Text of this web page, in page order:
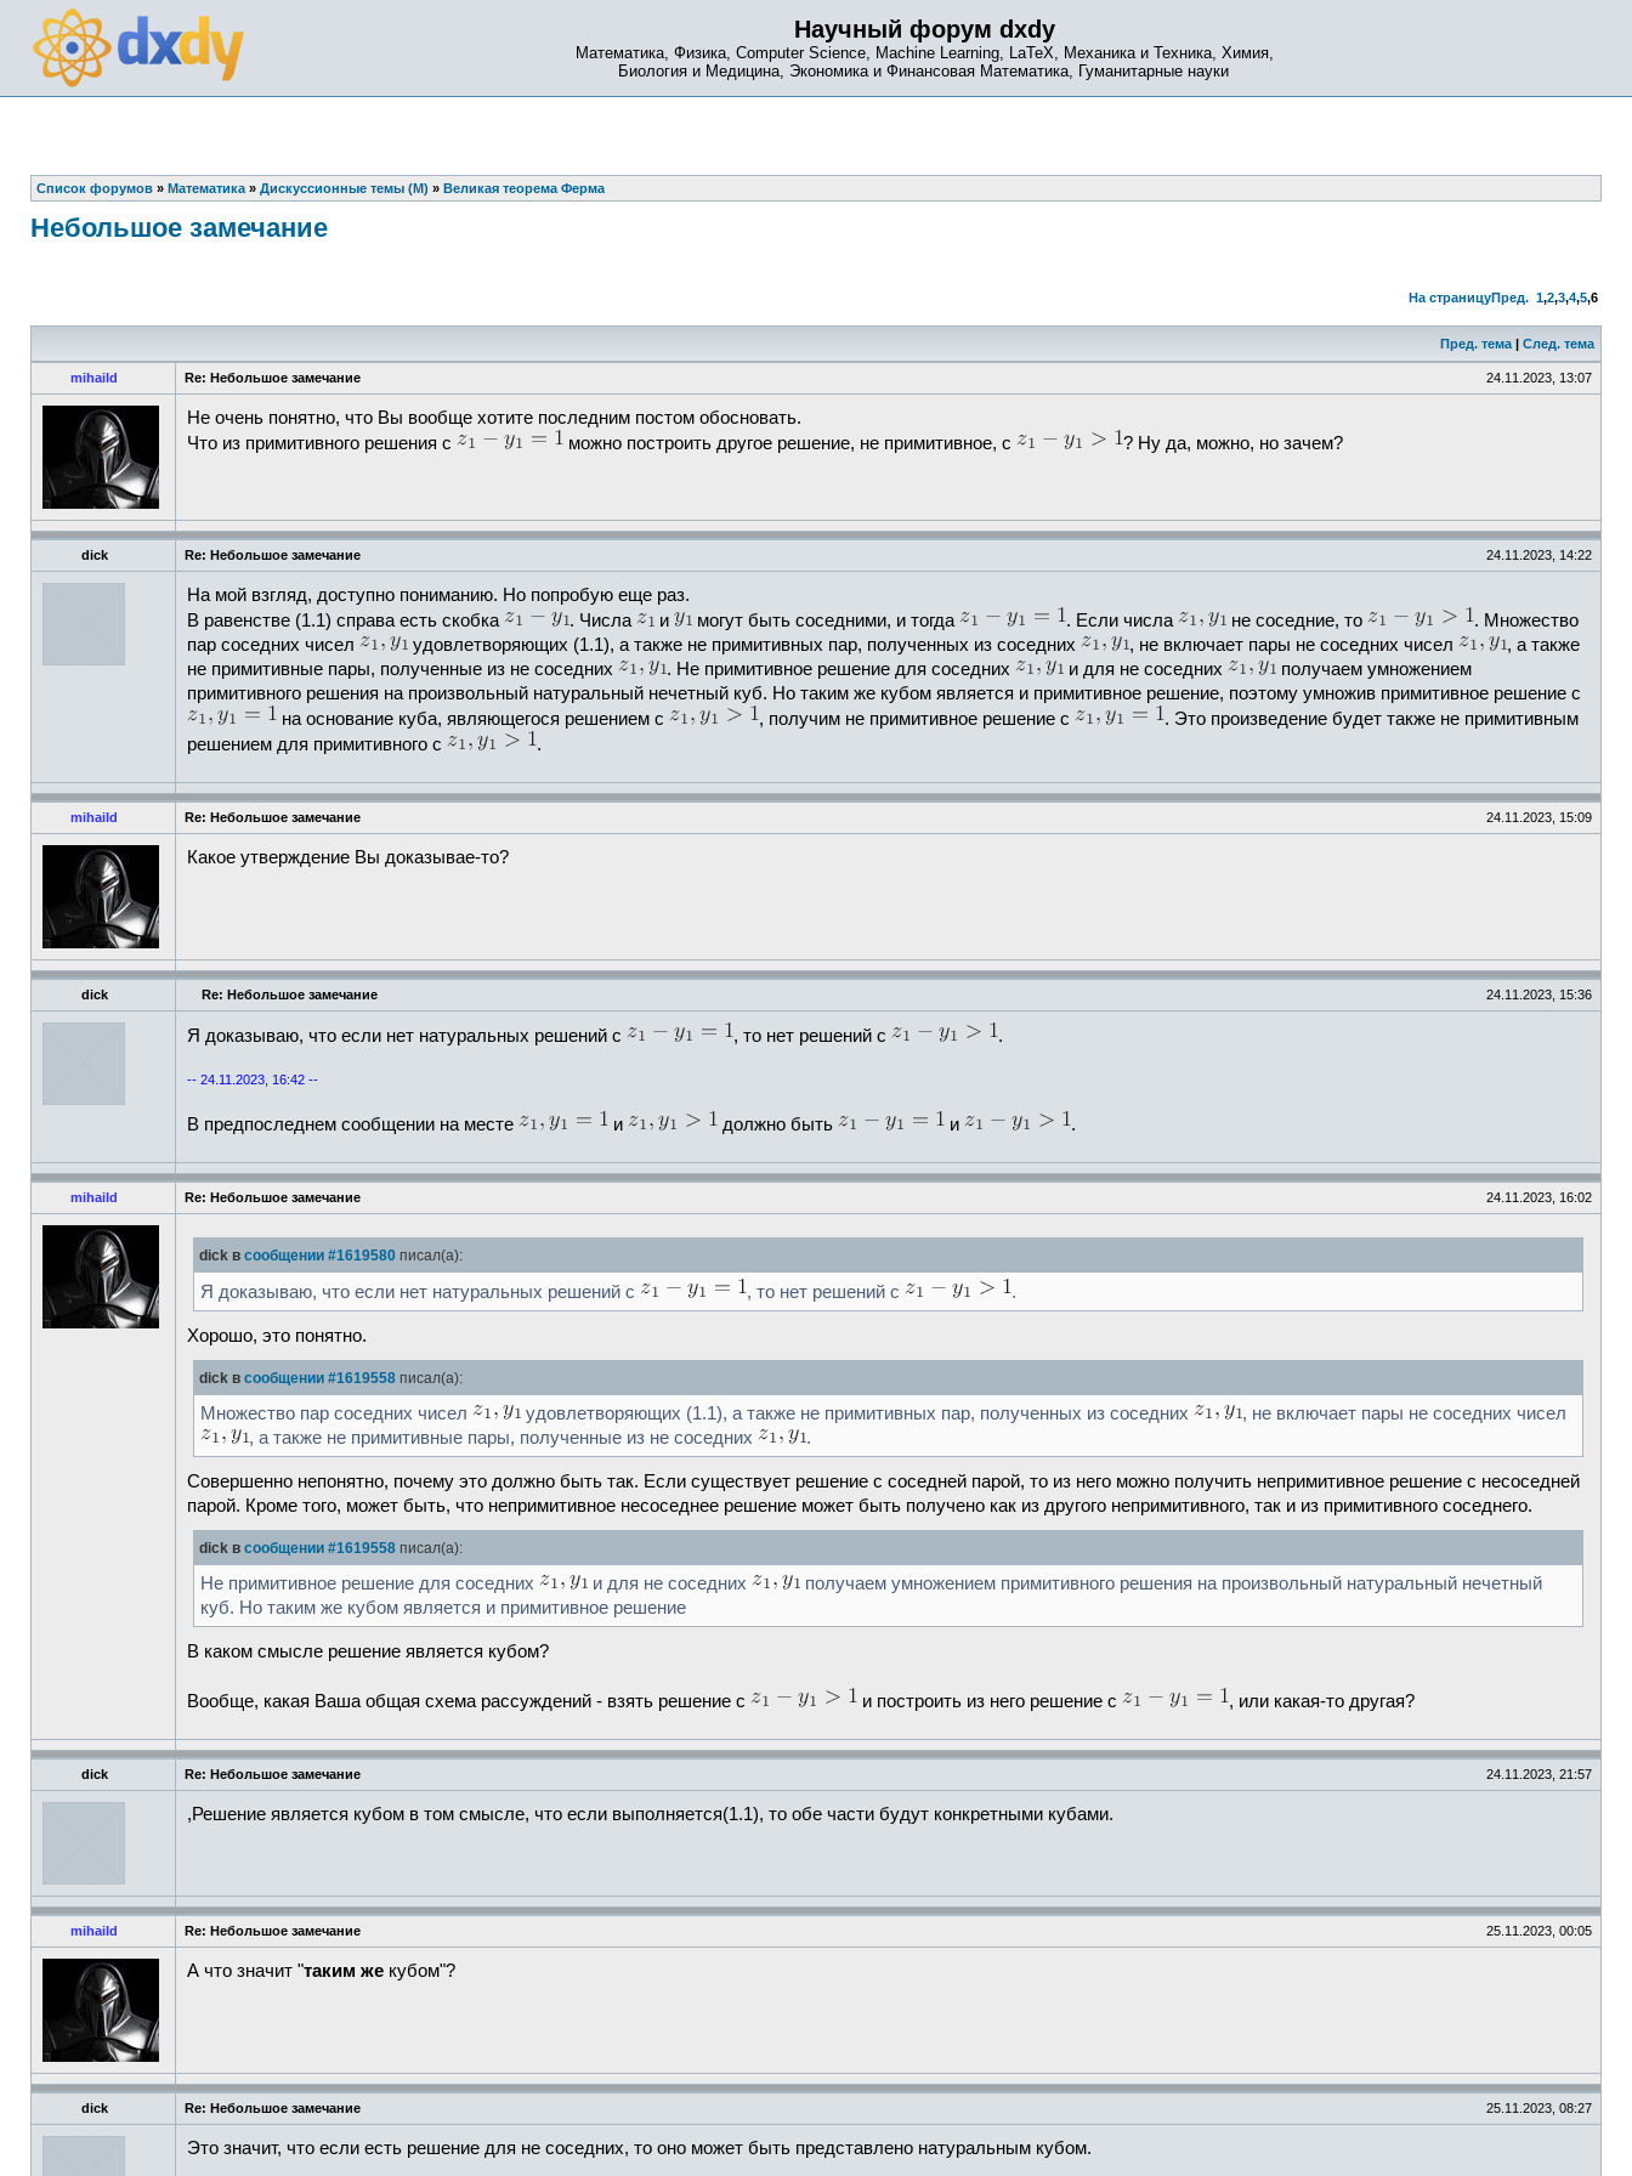
Научный форум dxdy
Математика, Физика, Computer Science, Machine Learning, LaTeX, Механика и Техника, Химия,
Биология и Медицина, Экономика и Финансовая Математика, Гуманитарные науки
Список форумов » Математика » Дискуссионные темы (М) » Великая теорема Ферма
Небольшое замечание
На страницуПред. 1,2,3,4,5,6
Пред. тема | След. тема
mihaild Re: Небольшое замечание 24.11.2023, 13:07
Не очень понятно, что Вы вообще хотите последним постом обосновать.
Что из примитивного решения с
можно построить другое решение, не примитивное, с ? Ну да, можно, но зачем?
dick Re: Небольшое замечание 24.11.2023, 14:22
На мой взгляд, доступно пониманию. Но попробую еще раз.
В равенстве (1.1) справа есть скобка
. Числа и могут быть соседними, и тогда . Если числа не соседние, то
. Множество
пар соседних чисел
удовлетворяющих (1.1), а также не примитивных пар, полученных из соседних , не включает пары не соседних чисел
, а также
не примитивные пары, полученные из не соседних
. Не примитивное решение для соседних и для не соседних
получаем умножением
примитивного решения на произвольный натуральный нечетный куб. Но таким же кубом является и примитивное решение, поэтому умножив примитивное решение с
на основание куба, являющегося решением с
, получим не примитивное решение с
. Это произведение будет также не примитивным
решением для примитивного с
.
mihaild Re: Небольшое замечание 24.11.2023, 15:09
Какое утверждение Вы доказывае-то?
dick Re: Небольшое замечание 24.11.2023, 15:36
Я доказываю, что если нет натуральных решений с , то нет решений с .
-- 24.11.2023, 16:42 --
В предпоследнем сообщении на месте и должно быть и .
mihaild Re: Небольшое замечание 24.11.2023, 16:02
dick в сообщении #1619580 писал(а):
Я доказываю, что если нет натуральных решений с , то нет решений с .
Хорошо, это понятно.
dick в сообщении #1619558 писал(а):
Множество пар соседних чисел удовлетворяющих (1.1), а также не примитивных пар, полученных из соседних
, не включает пары не соседних чисел
, а также не примитивные пары, полученные из не соседних
.
Совершенно непонятно, почему это должно быть так. Если существует решение с соседней парой, то из него можно получить непримитивное решение с несоседней
парой. Кроме того, может быть, что непримитивное несоседнее решение может быть получено как из другого непримитивного, так и из примитивного соседнего.
dick в сообщении #1619558 писал(а):
Не примитивное решение для соседних и для не соседних
получаем умножением примитивного решения на произвольный натуральный нечетный
куб. Но таким же кубом является и примитивное решение
В каком смысле решение является кубом?
Вообще, какая Ваша общая схема рассуждений - взять решение с и построить из него решение с , или какая-то другая?
dick Re: Небольшое замечание 24.11.2023, 21:57
,Решение является кубом в том смысле, что если выполняется(1.1), то обе части будут конкретными кубами.
mihaild Re: Небольшое замечание 25.11.2023, 00:05
А что значит "таким же кубом"?
dick Re: Небольшое замечание 25.11.2023, 08:27
Это значит, что если есть решение для не соседних, то оно может быть представлено натуральным кубом.